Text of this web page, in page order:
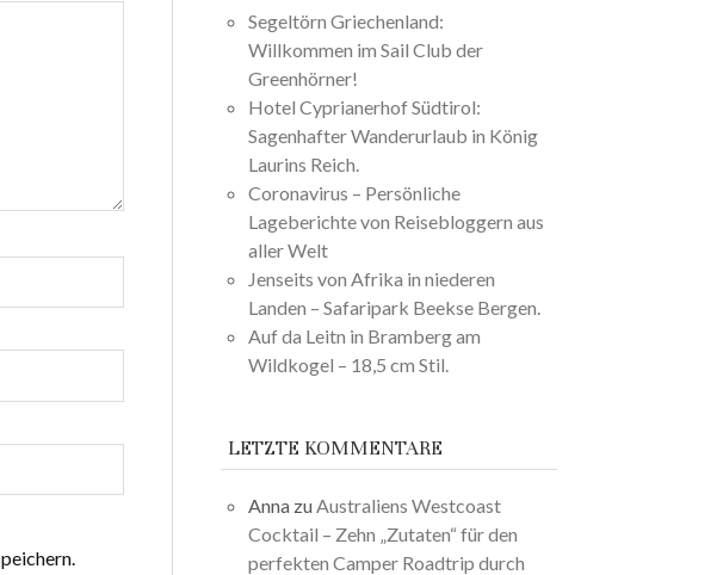
Segeltörn Griechenland:
Willkommen im Sail Club der
Greenhörner!
Hotel Cyprianerhof Südtirol:
Sagenhafter Wanderurlaub in König
Laurins Reich.
Coronavirus – Persönliche
Lageberichte von Reisebloggern aus
aller Welt
Jenseits von Afrika in niederen
Landen – Safaripark Beekse Bergen.
Auf da Leitn in Bramberg am
Wildkogel – 18,5 cm Stil.
LETZTE KOMMENTARE
Anna zu Australiens Westcoast
Cocktail – Zehn „Zutaten“ für den
perfekten Camper Roadtrip durch